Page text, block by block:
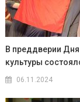
В преддверии
культуры
06.11.2024